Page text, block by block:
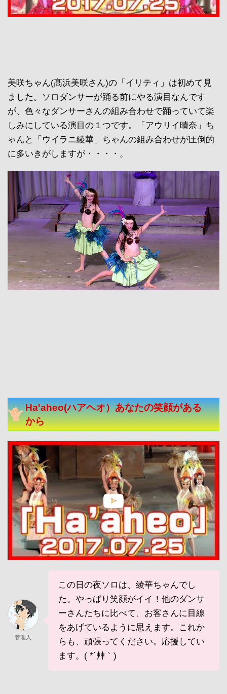
美咲ちゃん(髙浜美咲さん)の「イリティ」は初めて見
ました。ソロダンサーが踊る前にやる演目なんです
が、色々なダンサーさんの組み合わせで踊っていて楽
しみにしている演目の１つです。「アウリイ晴奈」ち
ゃんと「ウイラニ綾華」ちゃんの組み合わせが圧倒的
に多いきがしますが・・・・。
Ha'aheo(ハアヘオ）あなたの笑顔がある
から
管理人
この日の夜ソロは、綾華ちゃんでし
た。やっぱり笑顔がイイ！他のダンサ
ーさんたちに比べて、お客さんに目線
をあげているように思えます。これか
らも、頑張ってください。応援してい
ます。( *´艸｀)